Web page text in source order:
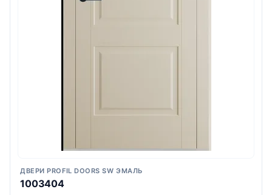
ДВЕРИ PROFIL DOORS SW ЭМАЛЬ
1003404